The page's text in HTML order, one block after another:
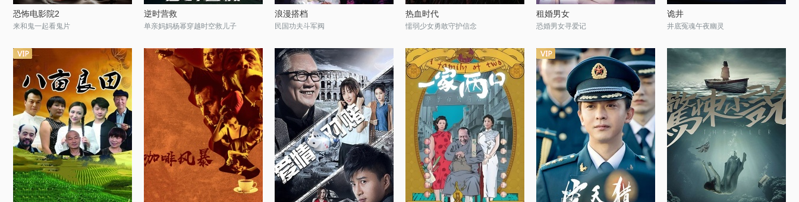
恐怖电影院2
来和鬼一起看鬼片
逆时营救
单亲妈妈杨幂穿越时空救儿子
浪漫搭档
民国功夫斗军阀
热血时代
懦弱少女勇敢守护信念
租婚男女
恐婚男女寻爱记
诡井
井底冤魂午夜幽灵